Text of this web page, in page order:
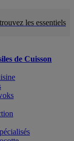
les essentiels
de Cuisson